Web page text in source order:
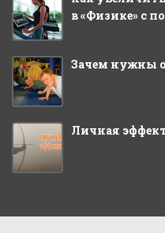
в «Физике» с
Зачем нужны
Личная